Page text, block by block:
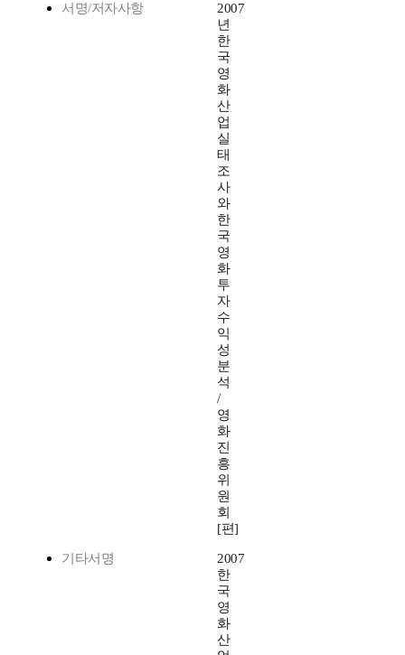
서명/저자사항
2007
년
한
국
영
화
산
업
실
태
조
사
와
한
국
영
화
투
자
수
익
성
분
석
/
영
화
진
흥
위
원
회
[편]
기타서명
2007
한
국
영
화
산